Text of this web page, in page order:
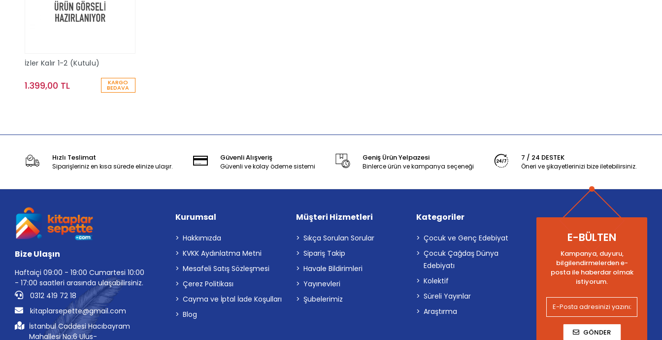
İzler Kalır 1-2 (Kutulu)
1.399,00 TL KARGO
BEDAVA
Hızlı Teslimat
Siparişleriniz en kısa sürede elinize ulaşır.
Güvenli Alışveriş
Güvenli ve kolay ödeme sistemi
Geniş Ürün Yelpazesi
Binlerce ürün ve kampanya seçeneği
7 / 24 DESTEK
Öneri ve şikayetlerinizi bize iletebilirsiniz.
Bize Ulaşın
Haftaiçi 09:00 - 19:00 Cumartesi 10:00
- 17:00 saatleri arasında ulaşabilirsiniz.
0312 419 72 18
kitaplarsepette@gmail.com
İstanbul Caddesi Hacıbayram
Mahallesi No:6 Ulus-
Kurumsal
Hakkımızda
KVKK Aydınlatma Metni
Mesafeli Satış Sözleşmesi
Çerez Politikası
Cayma ve İptal İade Koşulları
Blog
Müşteri Hizmetleri
Sıkça Sorulan Sorular
Sipariş Takip
Havale Bildirimleri
Yayınevleri
Şubelerimiz
Kategoriler
Çocuk ve Genç Edebiyat
Çocuk Çağdaş Dünya
Edebiyatı
Kolektif
Süreli Yayınlar
Araştırma
E-BÜLTEN
Kampanya, duyuru,
bilgilendirmelerden e-
posta ile haberdar olmak
istiyorum.
GÖNDER